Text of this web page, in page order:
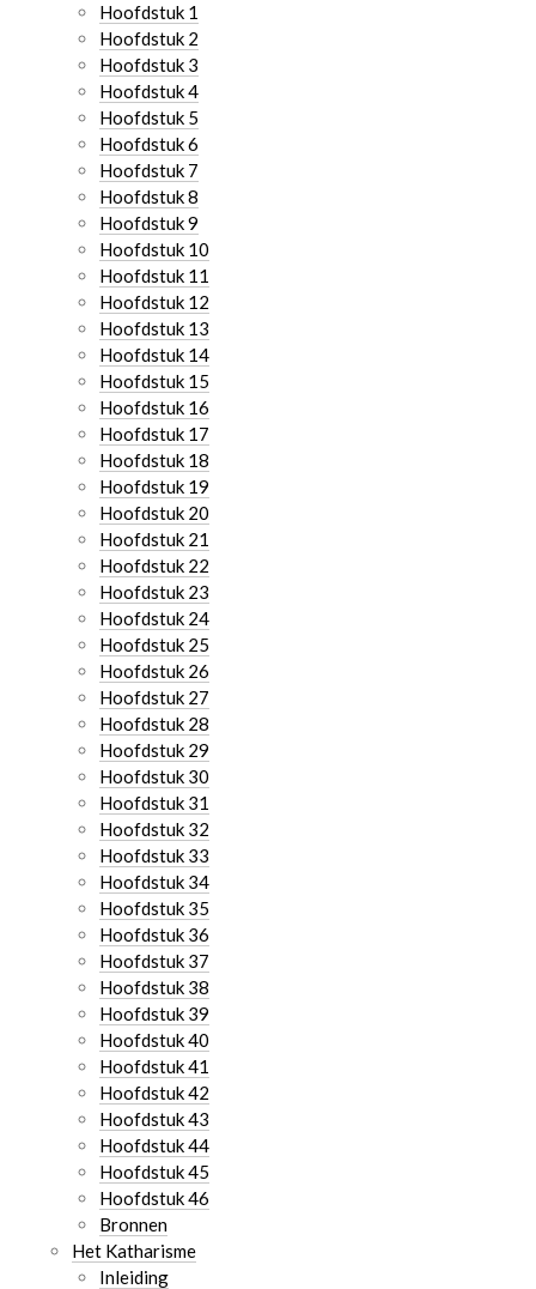
Hoofdstuk 1
Hoofdstuk 2
Hoofdstuk 3
Hoofdstuk 4
Hoofdstuk 5
Hoofdstuk 6
Hoofdstuk 7
Hoofdstuk 8
Hoofdstuk 9
Hoofdstuk 10
Hoofdstuk 11
Hoofdstuk 12
Hoofdstuk 13
Hoofdstuk 14
Hoofdstuk 15
Hoofdstuk 16
Hoofdstuk 17
Hoofdstuk 18
Hoofdstuk 19
Hoofdstuk 20
Hoofdstuk 21
Hoofdstuk 22
Hoofdstuk 23
Hoofdstuk 24
Hoofdstuk 25
Hoofdstuk 26
Hoofdstuk 27
Hoofdstuk 28
Hoofdstuk 29
Hoofdstuk 30
Hoofdstuk 31
Hoofdstuk 32
Hoofdstuk 33
Hoofdstuk 34
Hoofdstuk 35
Hoofdstuk 36
Hoofdstuk 37
Hoofdstuk 38
Hoofdstuk 39
Hoofdstuk 40
Hoofdstuk 41
Hoofdstuk 42
Hoofdstuk 43
Hoofdstuk 44
Hoofdstuk 45
Hoofdstuk 46
Bronnen
Het Katharisme
Inleiding